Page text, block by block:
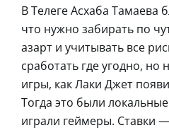
В Телеге Асхаба Тамаева
что нужно забирать по
азарт и учитывать все
сработать где угодно, но
игры, как Лаки Джет
Тогда это были
играли геймеры. Ставки